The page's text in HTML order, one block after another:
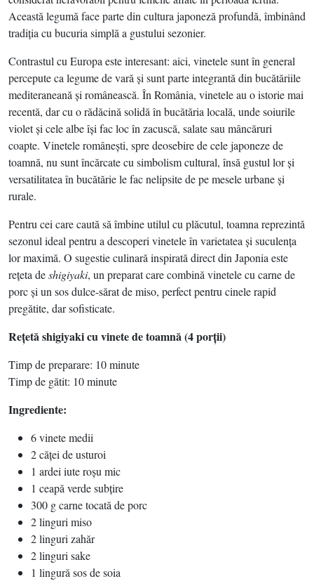
Această legumă face parte din cultura japoneză profundă, îmbinând
tradiţia cu bucuria simplă a gustului sezonier.
Contrastul cu Europa este interesant: aici, vinetele sunt în general
percepute ca legume de vară şi sunt parte integrantă din bucătăriile
mediteraneană şi românească. În România, vinetele au o istorie mai
recentă, dar cu o rădăcină solidă în bucătăria locală, unde soiurile
violet şi cele albe îşi fac loc în zacuscă, salate sau mâncăruri
coapte. Vinetele româneşti, spre deosebire de cele japoneze de
toamnă, nu sunt încărcate cu simbolism cultural, însă gustul lor şi
versatilitatea în bucătărie le fac nelipsite de pe mesele urbane şi
rurale.
Pentru cei care caută să îmbine utilul cu plăcutul, toamna reprezintă
sezonul ideal pentru a descoperi vinetele în varietatea şi suculenţa
lor maximă. O sugestie culinară inspirată direct din Japonia este
reţeta deshigiyaki, un preparat care combină vinetele cu carne de
porc şi un sos dulce-sărat de miso, perfect pentru cinele rapid
pregătite, dar sofisticate.
Reţetă shigiyaki cu vinete de toamnă (4 porţii)
Timp de preparare: 10 minute
Timp de gătit: 10 minute
Ingrediente:
6 vinete medii
2 căţei de usturoi
1 ardei iute roşu mic
1 ceapă verde subţire
300 g carne tocată de porc
2 linguri miso
2 linguri zahăr
2 linguri sake
1 lingură sos de soia